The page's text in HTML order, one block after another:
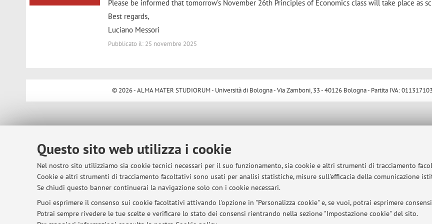
Questo sito web utilizza i cookie
Nel nostro sito utilizziamo sia cookie tecnici necessari per il suo funzionamento, sia cookie e altri strumenti di tracciamento
Cookie e altri strumenti di tracciamento facoltativi sono usati per analisi statistiche, misure sull'efficacia della comunicazione
Se chiudi questo banner continuerai la navigazione solo con i cookie necessari.
Puoi esprimere il consenso sui cookie facoltativi attivando l'opzione in "Personalizza cookie" e, se vuoi, potrai esprimere
Potrai sempre rivedere le tue scelte e verificare lo stato dei consensi rientrando nella sezione "Impostazione cookie" del sito.
Please be informed that tomorrow’s November 26th Principles of Economics class will take place as
Best regards,
Luciano Messori
Pubblicato il: 25 novembre 2025
© 2026 - ALMA MATER STUDIORUM - Università di Bologna - Via Zamboni, 33 - 40126 Bologna - Partita IVA: